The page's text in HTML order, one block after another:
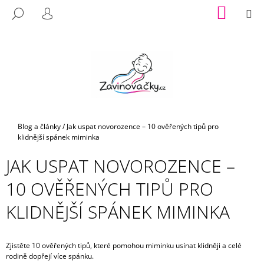
HLEDAT
PŘIHLÁŠENÍ KOŠÍK
Domů
Blog a články/ Jak uspat novorozence – 10 ověřených tipů pro
klidnější spánek miminka
JAK USPAT NOVOROZENCE –
10 OVĚŘENÝCH TIPŮ PRO
KLIDNĚJŠÍ SPÁNEK MIMINKA
Zjistěte 10 ověřených tipů, které pomohou miminku usínat klidněji a celé
rodině dopřejí více spánku.
T
Ř
E
B
U
J
E
E